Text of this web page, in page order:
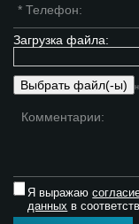
Загрузка файла:
Я выражаю
данных в